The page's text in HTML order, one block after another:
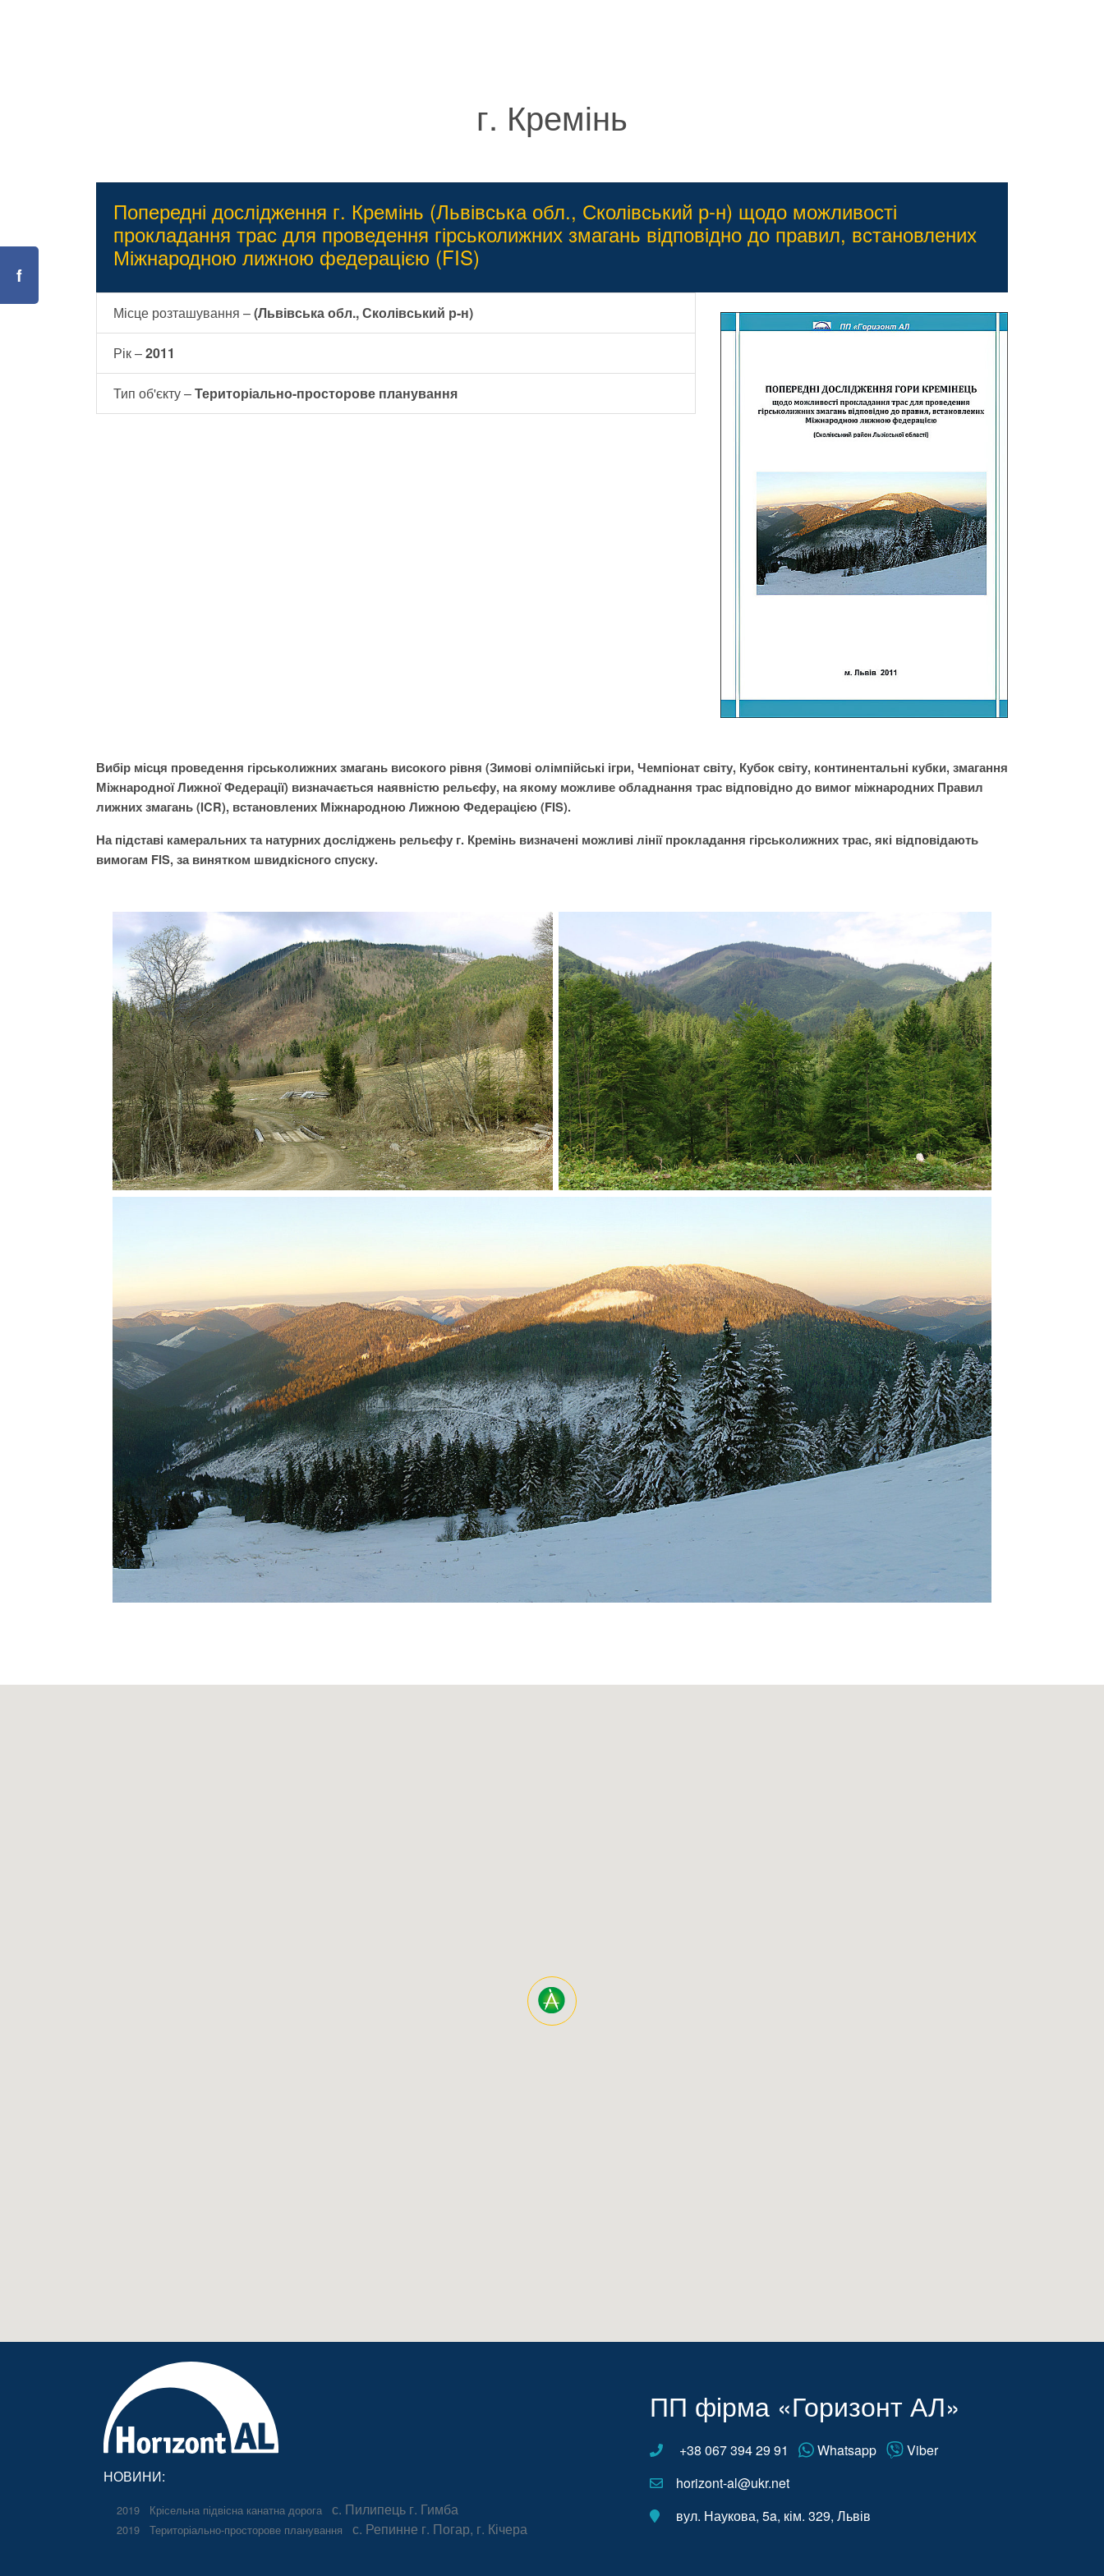
г. Кремінь
Попередні дослідження г. Кремінь (Львівська обл., Сколівський р-н) щодо можливості
прокладання трас для проведення гірськолижних змагань відповідно до правил, встановлених
Міжнародною лижною федерацією (FIS)
Місце розташування –(Львівська обл., Сколівський р-н)
Рік –2011
Тип об'єкту –Територіально-просторове планування
Вибір місця проведення гірськолижних змагань високого рівня (Зимові олімпійські ігри, Чемпіонат світу, Кубок світу, континентальні кубки, змагання
Міжнародної Лижної Федерації) визначається наявністю рельєфу, на якому можливе обладнання трас відповідно до вимог міжнародних Правил
лижних змагань (ICR), встановлених МіжнародноюЛижною Федерацією (FIS).
На підставі камеральних та натурнихдосліджень рельєфу г. Кремінь визначені можливі лінії прокладання гірськолижних трас, які відповідають
вимогам FIS, за винятком швидкісного спуску.
НОВИНИ:
2019 Крісельна підвісна канатна дорога с. Пилипець г. Гимба
2019 Територіально-просторове планування с. Репинне г. Погар, г. Кічера
ПП фірма «Горизонт АЛ»
+38 067 394 29 91 Whatsapp
Viber
horizont-al@ukr.net
вул. Наукова, 5a, кім. 329, Львів